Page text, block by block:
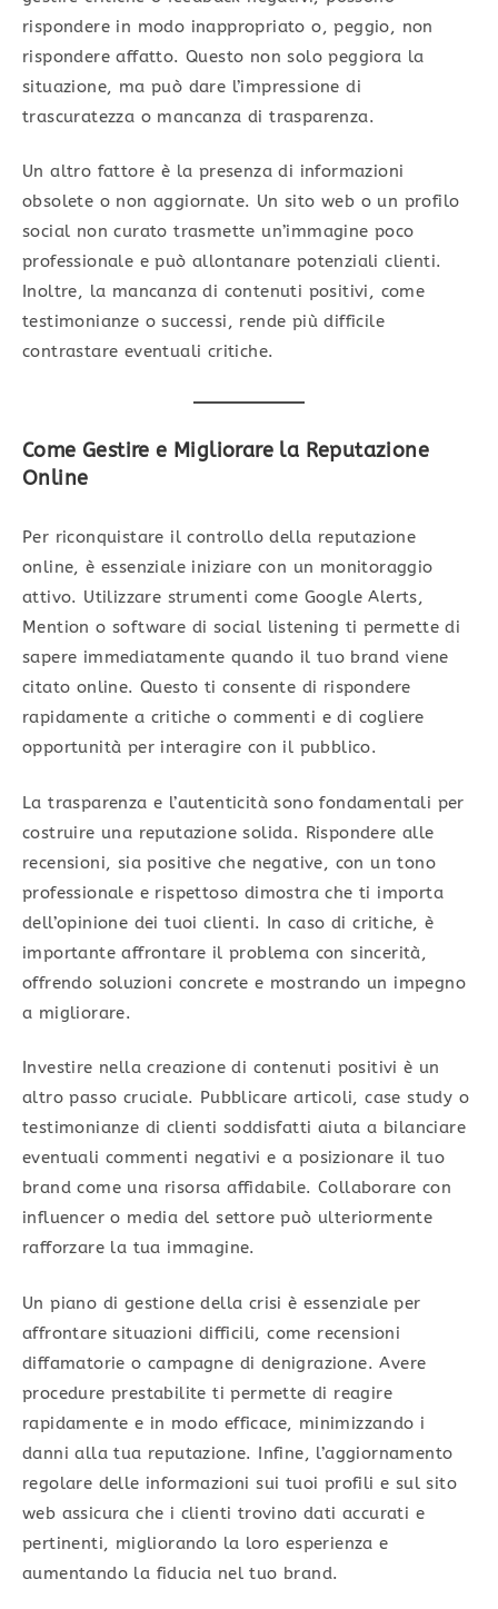
rispondere in modo inappropriato o, peggio, non
rispondere affatto. Questo non solo peggiora la
situazione, ma può dare l’impressione di
trascuratezza o mancanza di trasparenza.
Un altro fattore è la presenza di informazioni
obsolete o non aggiornate. Un sito web o un profilo
social non curato trasmette un’immagine poco
professionale e può allontanare potenziali clienti.
Inoltre, la mancanza di contenuti positivi, come
testimonianze o successi, rende più difficile
contrastare eventuali critiche.
Come Gestire e Migliorare la Reputazione
Online
Per riconquistare il controllo della reputazione
online, è essenziale iniziare con un monitoraggio
attivo. Utilizzare strumenti come Google Alerts,
Mention o software di social listening ti permette di
sapere immediatamente quando il tuo brand viene
citato online. Questo ti consente di rispondere
rapidamente a critiche o commenti e di cogliere
opportunità per interagire con il pubblico.
La trasparenza e l’autenticità sono fondamentali per
costruire una reputazione solida. Rispondere alle
recensioni, sia positive che negative, con un tono
professionale e rispettoso dimostra che ti importa
dell’opinione dei tuoi clienti. In caso di critiche, è
importante affrontare il problema con sincerità,
offrendo soluzioni concrete e mostrando un impegno
a migliorare.
Investire nella creazione di contenuti positivi è un
altro passo cruciale. Pubblicare articoli, case study o
testimonianze di clienti soddisfatti aiuta a bilanciare
eventuali commenti negativi e a posizionare il tuo
brand come una risorsa affidabile. Collaborare con
influencer o media del settore può ulteriormente
rafforzare la tua immagine.
Un piano di gestione della crisi è essenziale per
affrontare situazioni difficili, come recensioni
diffamatorie o campagne di denigrazione. Avere
procedure prestabilite ti permette di reagire
rapidamente e in modo efficace, minimizzando i
danni alla tua reputazione. Infine, l’aggiornamento
regolare delle informazioni sui tuoi profili e sul sito
web assicura che i clienti trovino dati accurati e
pertinenti, migliorando la loro esperienza e
aumentando la fiducia nel tuo brand.